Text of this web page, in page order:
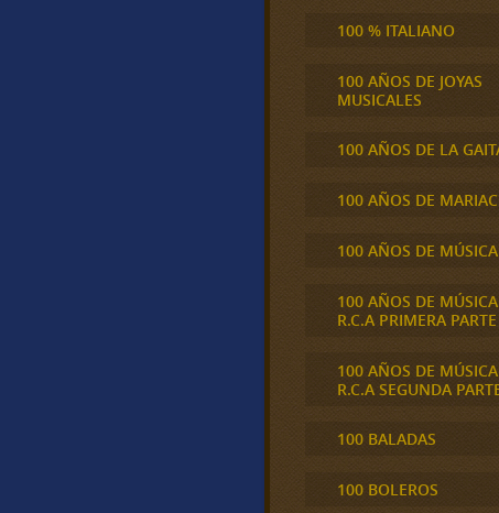
100 % ITALIANO
100 AÑOS DE JOYAS
MUSICALES
100 AÑOS DE LA
100 AÑOS DE
100 AÑOS DE MÚSICA
100 AÑOS DE MÚSICA
R.C.A PRIMERA PARTE
100 AÑOS DE MÚSICA
R.C.A SEGUNDA
100 BALADAS
100 BOLEROS